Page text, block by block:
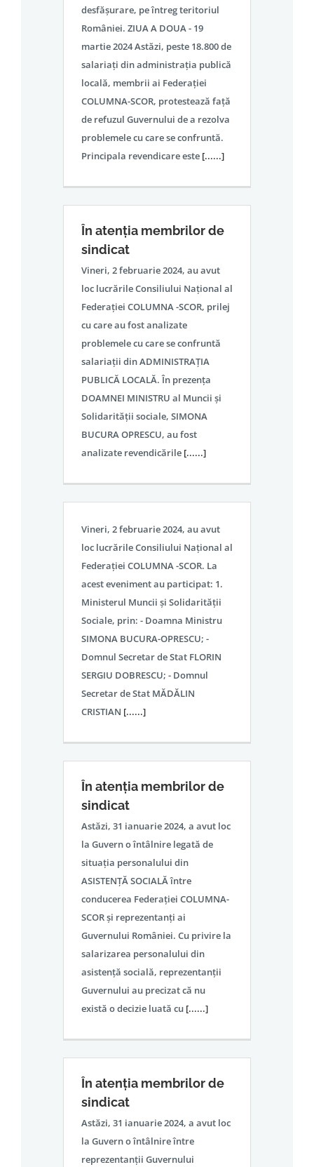
desfășurare, pe întreg teritoriul
României. ZIUA A DOUA - 19
martie 2024 Astăzi, peste 18.800 de
salariați din administrația publică
locală, membrii ai Federației
COLUMNA-SCOR, protestează față
de refuzul Guvernului de a rezolva
problemele cu care se confruntă.
Principala revendicare este [......]
În atenția membrilor de
sindicat
Vineri, 2 februarie 2024, au avut
loc lucrările Consiliului Național al
Federației COLUMNA -SCOR, prilej
cu care au fost analizate
problemele cu care se confruntă
salariații din ADMINISTRAȚIA
PUBLICĂ LOCALĂ. În prezența
DOAMNEI MINISTRU al Muncii și
Solidarității sociale, SIMONA
BUCURA OPRESCU, au fost
analizate revendicările [......]
Vineri, 2 februarie 2024, au avut
loc lucrările Consiliului Național al
Federației COLUMNA -SCOR. La
acest eveniment au participat: 1.
Ministerul Muncii și Solidarității
Sociale, prin: - Doamna Ministru
SIMONA BUCURA-OPRESCU; -
Domnul Secretar de Stat FLORIN
SERGIU DOBRESCU; - Domnul
Secretar de Stat MĂDĂLIN
CRISTIAN [......]
În atenția membrilor de
sindicat
Astăzi, 31 ianuarie 2024, a avut loc
la Guvern o întâlnire legată de
situația personalului din
ASISTENȚĂ SOCIALĂ între
conducerea Federației COLUMNA-
SCOR și reprezentanți ai
Guvernului României. Cu privire la
salarizarea personalului din
asistență socială, reprezentanții
Guvernului au precizat că nu
există o decizie luată cu [......]
În atenția membrilor de
sindicat
Astăzi, 31 ianuarie 2024, a avut loc
la Guvern o întâlnire între
reprezentanții Guvernului